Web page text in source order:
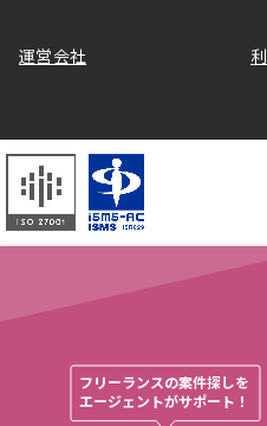
運営会社
フリーランスの案件探しを
エージェントがサポート！